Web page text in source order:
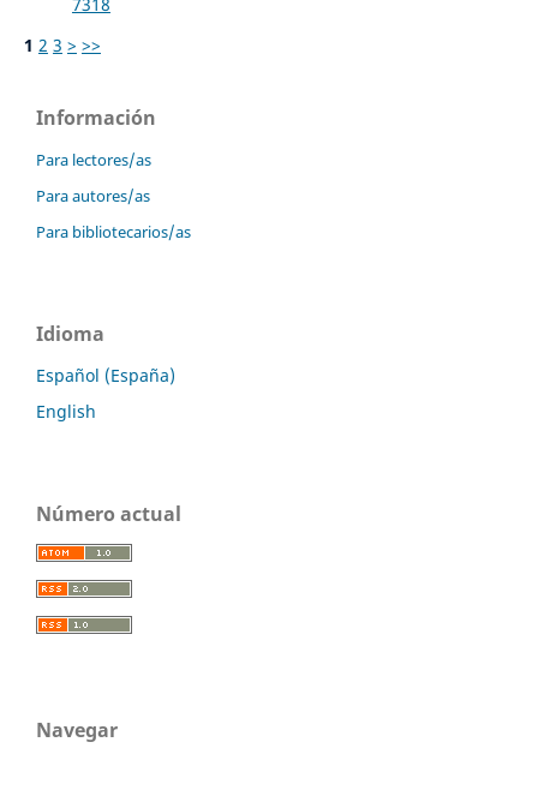
7318
1 2 3 > >>
Información
Para lectores/as
Para autores/as
Para bibliotecarios/as
Idioma
Español (España)
English
Número actual
Navegar